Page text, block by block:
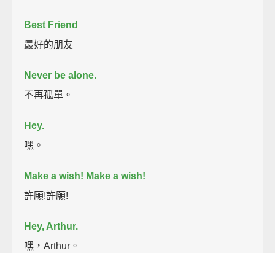
Best Friend
最好的朋友
Never be alone.
不再孤單。
Hey.
嘿。
Make a wish! Make a wish!
許願!許願!
Hey, Arthur.
嘿，Arthur。